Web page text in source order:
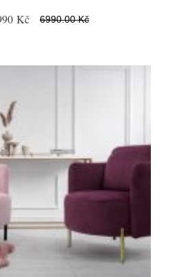
Kč 6990.00 Kč